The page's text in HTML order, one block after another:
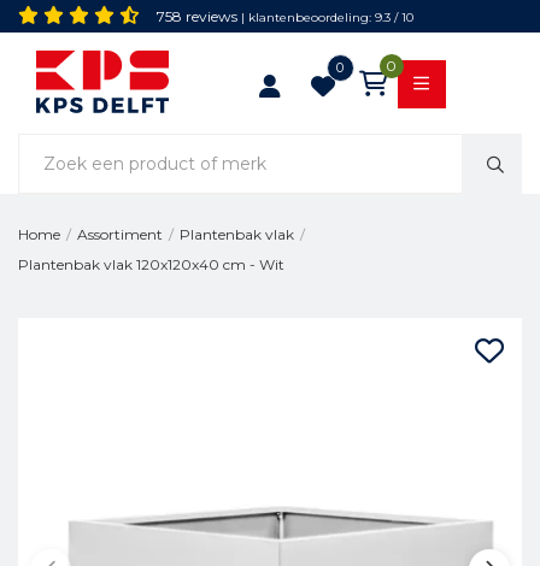
758 reviews | klantenbeoordeling: 9.3 / 10
0 0
Home / Assortiment / Plantenbak vlak /
Plantenbak vlak 120x120x40 cm - Wit